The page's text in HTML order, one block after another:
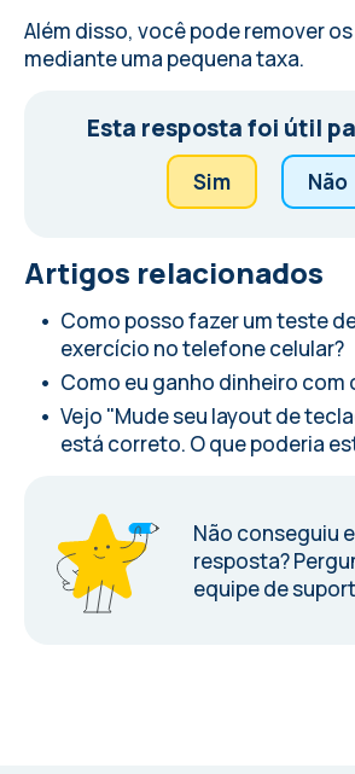
Além disso, você poderemover
mediante uma pequena taxa.
Esta resposta foi útil
Sim Não
Artigos relacionados
Como posso fazer um teste
exercício no telefone celular?
Como eu ganho dinheiro com
Vejo "Mude seu layout de
está correto. O que poderia
Não conseguiu
resposta?
equipe de